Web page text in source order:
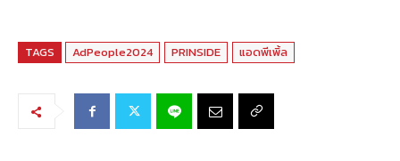
TAGS AdPeople2024 PRINSIDE แอดพีเพิ้ล